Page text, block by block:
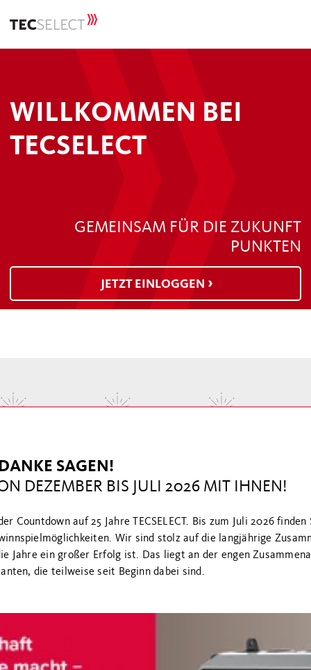
WILLKOMMEN BEI
TECSELECT
GEMEINSAM FÜR DIE ZUKUNFT
PUNKTEN
JETZT EINLOGGEN
SAGEN!
DEZEMBER BIS JULI 2026 MIT IHNEN!
Countdown auf 25 Jahre TECSELECT. Bis zum Juli 2026 finden
Wir sind stolz auf die langjährige
Jahre ein großer Erfolg ist. Das liegt an der engen
die teilweise seit Beginn dabei sind.